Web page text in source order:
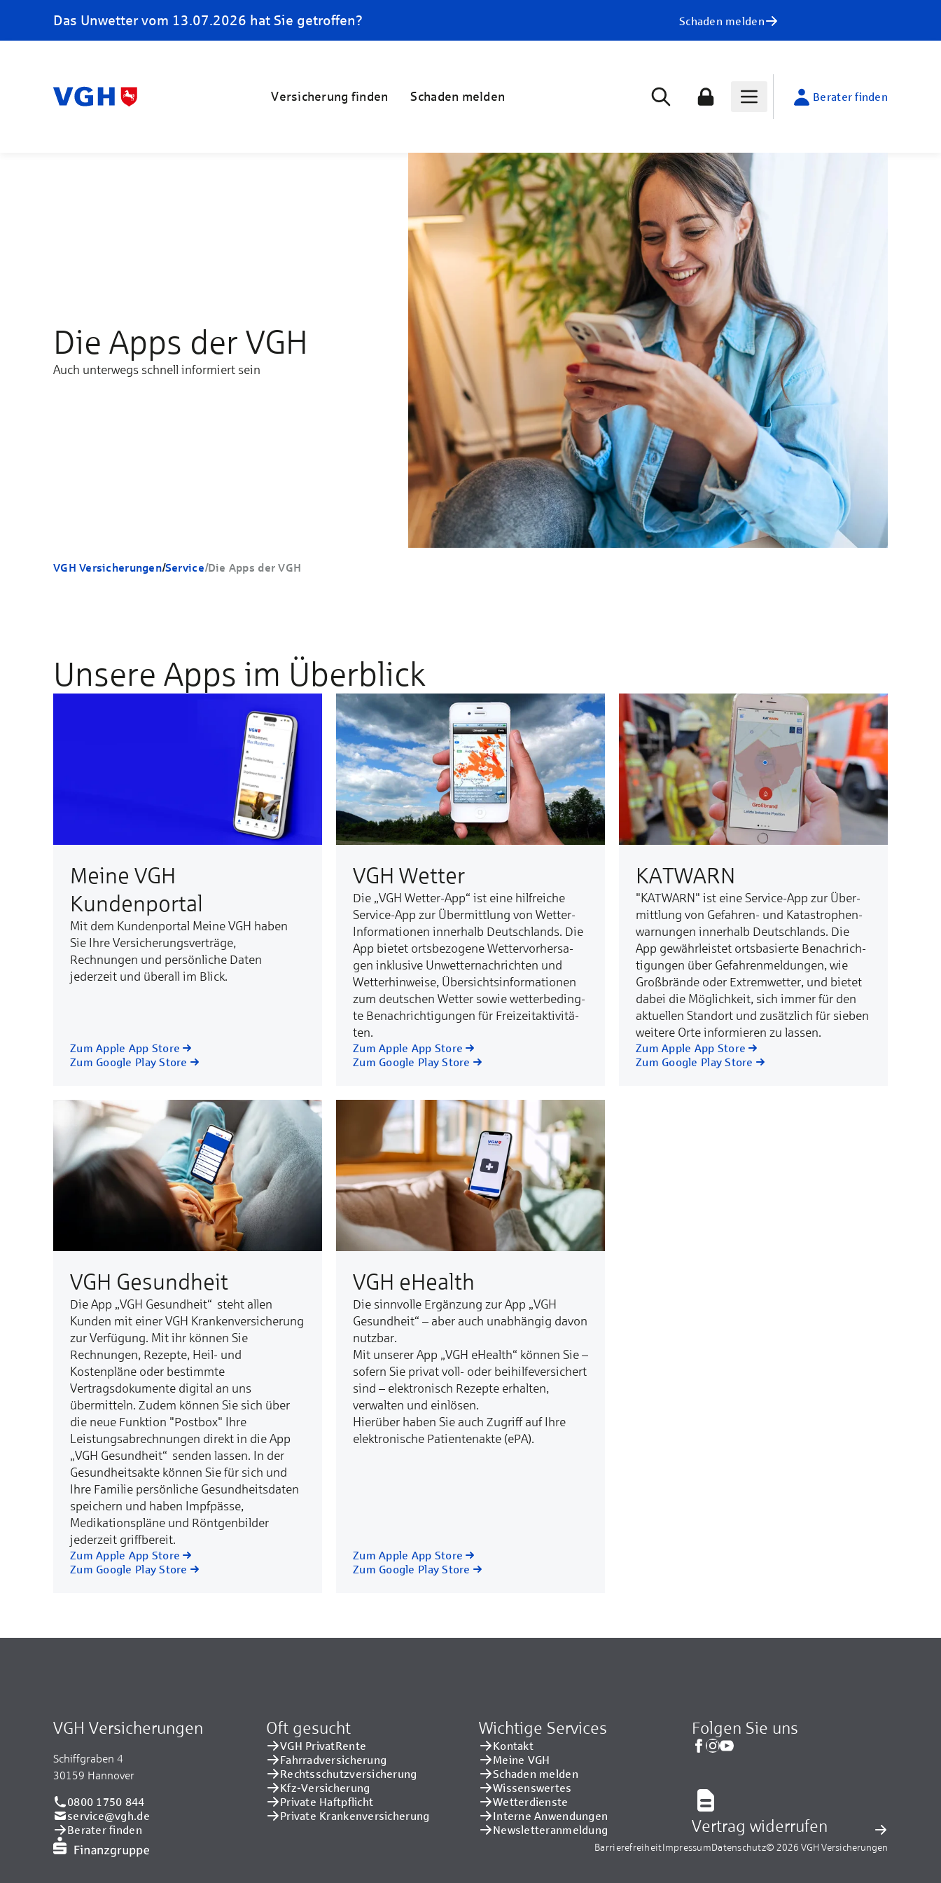
Das Unwetter vom 13.07.2026 hat Sie getroffen? Schaden melden
Versicherung finden Schaden melden Berater finden
Die Apps der VGH
Auch unterwegs schnell informiert sein
VGH Versicherungen/Service/Die Apps der VGH
Unsere Apps im Überblick
Meine VGH
Kundenportal
Mit dem Kundenportal Meine VGH haben
Sie Ihre Versicherungsverträge,
Rechnungen und persönliche Daten
jederzeit und überall im Blick.
Zum Apple App Store
Zum Google Play Store
VGH Wetter
Die „VGH Wetter-App“ ist ei­ne hilf­rei­che
Ser­vice-App zur Über­mitt­lung von Wet­ter-
In­for­­ma­tio­nen in­ner­­halb Deutsch­­lands. Die
App bie­tet orts­­be­zo­­ge­ne Wet­ter­­vor­her­­sa­
gen in­klu­­si­ve Un­wet­­ter­nach­­rich­ten und
Wet­ter­­hin­wei­se, Über­­sichts­­­in­for­­ma­tio­­nen
zum deut­schen Wet­ter so­wie wet­ter­­be­ding­­
te Be­nach­­rich­ti­gun­gen für Frei­­zeit­­­ak­ti­­vi­­tä­
ten.
Zum Apple App Store
Zum Google Play Store
KATWARN
"KATWARN" ist ei­ne Ser­vice-App zur Über­
mitt­lung von Ge­fah­ren- und Ka­tas­tro­phen­
war­nun­gen in­ner­halb Deutsch­lands. Die
App ge­währ­leis­tet orts­ba­sier­te Be­nach­rich­
ti­gun­gen über Ge­fah­ren­­mel­­dun­gen, wie
Groß­­brän­de oder Ex­trem­wet­ter, und bie­tet
da­bei die Mög­lich­keit, sich im­mer für den
ak­tu­el­len Stand­­ort und zu­sätz­lich für sie­ben
wei­te­re Or­te in­for­mie­ren zu las­sen.
Zum Apple App Store
Zum Google Play Store
VGH Gesundheit
Die App „VGH Gesundheit“ steht allen
Kunden mit einer VGH Krankenversicherung
zur Verfügung. Mit ihr können Sie
Rechnungen, Rezepte, Heil- und
Kostenpläne oder bestimmte
Vertragsdokumente digital an uns
übermitteln. Zudem können Sie sich über
die neue Funktion "Postbox" Ihre
Leistungsabrechnungen direkt in die App
„VGH Gesundheit“ senden lassen. In der
Gesundheitsakte können Sie für sich und
Ihre Familie persönliche Gesundheitsdaten
speichern und haben Impfpässe,
Medikationspläne und Röntgenbilder
jederzeit griffbereit.
Zum Apple App Store
Zum Google Play Store
VGH eHealth
Die sinnvolle Ergänzung zur App „VGH
Gesundheit“ – aber auch unabhängig davon
nutzbar.
Mit unserer App „VGH eHealth“ können Sie –
sofern Sie privat voll- oder beihilfeversichert
sind – elektronisch Rezepte erhalten,
verwalten und einlösen.
Hierüber haben Sie auch Zugriff auf Ihre
elektronische Patientenakte (ePA).
Zum Apple App Store
Zum Google Play Store
VGH Versicherungen
Schiffgraben 4
30159 Hannover
0800 1750 844
service@vgh.de
Berater finden
Oft gesucht
VGH PrivatRente
Fahrradversicherung
Rechtsschutzversicherung
Kfz-Versicherung
Private Haftpflicht
Private Kranken­versicherung
Wichtige Services
Kontakt
Meine VGH
Schaden melden
Wissenswertes
Wetterdienste
Interne Anwendungen
Newsletteranmeldung
Folgen Sie uns
Vertrag widerrufen
BarrierefreiheitImpressumDatenschutz© 2026 VGH Versicherungen